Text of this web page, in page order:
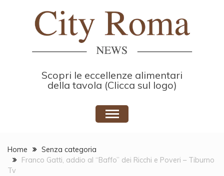
Scopri le eccellenze alimentari
della tavola (Clicca sul logo)
Home
Senza categoria
Franco Gatti, addio al “Baffo” dei Ricchi e Poveri – Tiburno
Tv